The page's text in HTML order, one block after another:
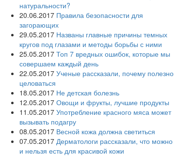
натуральности?
20.06.2017 Правила безопасности для
загорающих
29.05.2017 Названы главные причины темных
кругов под глазами и методы борьбы с ними
25.05.2017 Топ 7 вредных ошибок, которые мы
совершаем каждый день
22.05.2017 Ученые рассказали, почему полезно
целоваться
18.05.2017 Не детская болезнь
12.05.2017 Овощи и фрукты, лучшие продукты
11.05.2017 Употребление красного мяса может
вызывать подагру
08.05.2017 Весной кожа должна светиться
07.05.2017 Дерматологи рассказали, что можно
и нельзя есть для красивой кожи